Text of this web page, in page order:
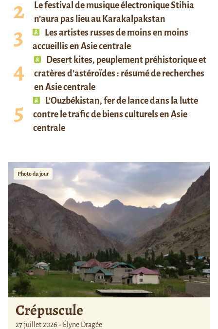
Le festival de musique électronique Stihia
n’aura pas lieu au Karakalpakstan
Les artistes russes de moins en moins
accueillis en Asie centrale
Desert kites, peuplement préhistorique et
cratères d’astéroïdes : résumé de recherches
en Asie centrale
L’Ouzbékistan, fer de lance dans la lutte
contre le trafic de biens culturels en Asie
centrale
Photo du jour
Crépuscule
27 juillet 2026 - Élyne Dragée